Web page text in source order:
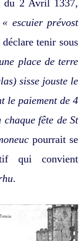
du 2 Avril 1337,
« escuier prévost
déclare tenir sous
place de terre
sisse jouste le
le paiement de 4
chaque fête de St
pourrait se
qui convient
.